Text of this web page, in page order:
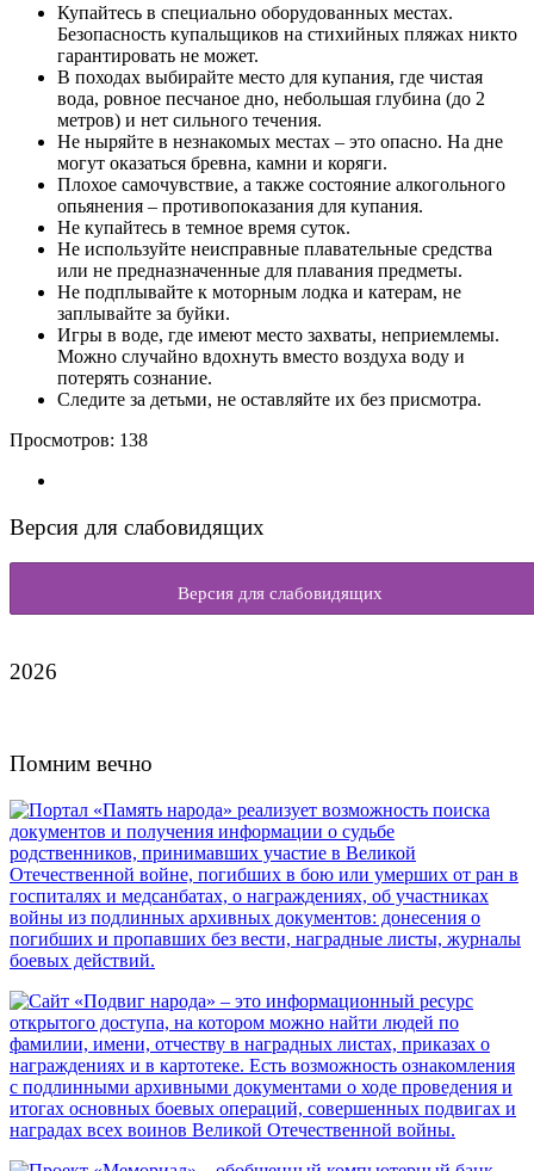
Купайтесь в специально оборудованных местах.
Безопасность купальщиков на стихийных пляжах никто
гарантировать не может.
В походах выбирайте место для купания, где чистая
вода, ровное песчаное дно, небольшая глубина (до 2
метров) и нет сильного течения.
Не ныряйте в незнакомых местах – это опасно. На дне
могут оказаться бревна, камни и коряги.
Плохое самочувствие, а также состояние алкогольного
опьянения – противопоказания для купания.
Не купайтесь в темное время суток.
Не используйте неисправные плавательные средства
или не предназначенные для плавания предметы.
Не подплывайте к моторным лодка и катерам, не
заплывайте за буйки.
Игры в воде, где имеют место захваты, неприемлемы.
Можно случайно вдохнуть вместо воздуха воду и
потерять сознание.
Следите за детьми, не оставляйте их без присмотра.
Просмотров: 138
Версия для слабовидящих
Версия для слабовидящих
2026
Помним вечно